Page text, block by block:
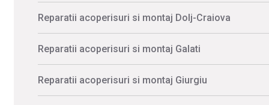
Reparatii acoperisuri si montaj Dolj-Craiova
Reparatii acoperisuri si montaj Galati
Reparatii acoperisuri si montaj Giurgiu